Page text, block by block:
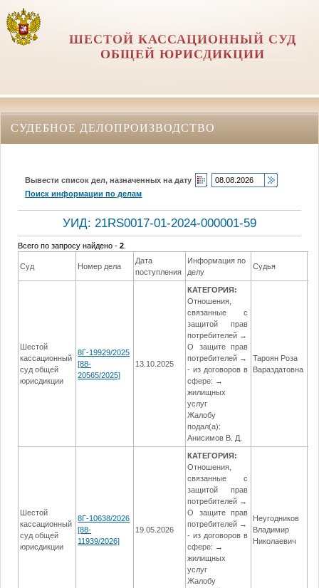
ШЕСТОЙ КАССАЦИОННЫЙ СУД
ОБЩЕЙ ЮРИСДИКЦИИ
СУДЕБНОЕ ДЕЛОПРОИЗВОДСТВО
Вывести список дел, назначенных на дату
Поиск информации по делам
УИД: 21RS0017-01-2024-000001-59
Всего по запросу найдено -2
Суд Номер дела
Дата
поступления
Информация по
делу
Судья
Шестой
кассационный
суд общей
юрисдикции
8Г-19929/2025
[88-
20565/2025]
13.10.2025
КАТЕГОРИЯ:
Отношения,
связанные с
защитой прав
потребителей →
О защите прав
потребителей →
- из договоров в
сфере: →
жилищных
услуг
Жалобу
подал(а):
Анисимов В. Д.
Тароян Роза
Вараздатовна
Шестой
кассационный
суд общей
юрисдикции
8Г-10638/2026
[88-
11939/2026]
19.05.2026
КАТЕГОРИЯ:
Отношения,
связанные с
защитой прав
потребителей →
О защите прав
потребителей →
- из договоров в
сфере: →
жилищных
услуг
Жалобу
Неугодников
Владимир
Николаевич